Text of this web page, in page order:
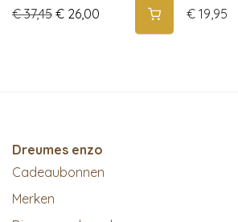
€37,45 Original price was: € 37,45.
€ 26,00 Current price is: € 26,00.
€ 19,95
Dreumes enzo
Cadeaubonnen
Merken